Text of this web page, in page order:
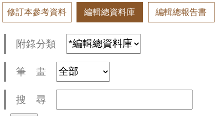
修訂本參考資料 編輯總資料庫 編輯總報告書
附錄分類
筆 畫
搜 尋